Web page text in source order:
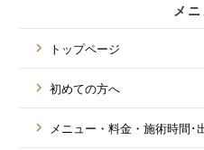
メ
トップページ
初めての方へ
メニュー・料金・施術時間･